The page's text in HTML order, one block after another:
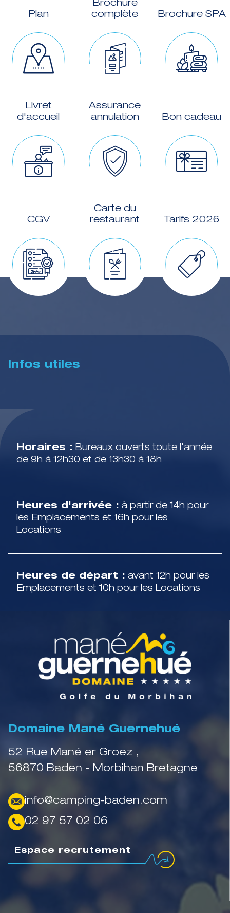
Plan
Brochure
complète
Brochure SPA
Livret
d'accueil
Assurance
annulation
Bon cadeau
CGV
Carte du
restaurant
Tarifs 2026
Infos utiles
Horaires : Bureaux ouverts toute l'année
de 9h à 12h30 et de 13h30 à 18h
Heures d'arrivée : à partir de 14h pour
les Emplacements et 16h pour les
Locations
Heures de départ : avant 12h pour les
Emplacements et 10h pour les Locations
Domaine Mané Guernehué
52 Rue Mané er Groez ,
56870 Baden - Morbihan Bretagne
info@camping-baden.com
02 97 57 02 06
Espace recrutement